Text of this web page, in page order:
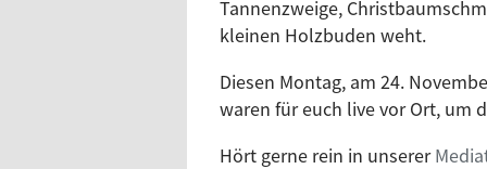
Tannenzweige,
kleinen Holzbuden weht.
Diesen Montag, am 24.
waren für euch live vor Ort, um
Hört gerne rein in unserer